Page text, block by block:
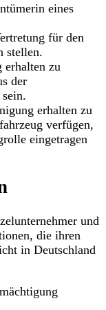
eines
für den
stellen.
erhalten zu
der
erhalten zu
verfügen,
eingetragen
und
die ihren
in Deutschland